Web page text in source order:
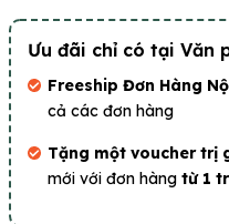
Ưu đãi chỉ có tại Văn
Freeship Đơn Hàng
cả các đơn hàng
Tặng một voucher trị
mới với đơn hàng từ 1